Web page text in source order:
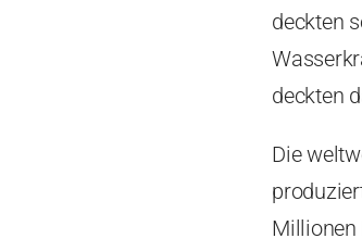
deckten
deckten
Die
Millionen